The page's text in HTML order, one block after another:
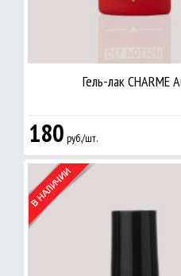
Гель-лак
180 руб./шт.